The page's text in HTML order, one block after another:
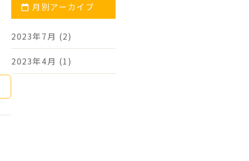
月別アーカイブ
2023年7月 (2)
2023年4月 (1)